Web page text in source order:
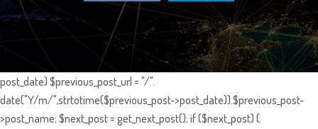
post_date) $previous_post_url = "/".
date("Y/m/",strtotime($previous_post->post_date)).$previous_post-
>post_name; $next_post = get_next_post(); if ($next_post) {